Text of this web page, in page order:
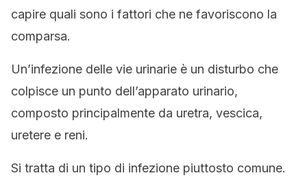
capire quali sono i fattori che ne favoriscono la
comparsa.
Un’infezione delle vie urinarie è un disturbo che
colpisce un punto dell’apparato urinario,
composto principalmente da uretra, vescica,
uretere e reni.
Si tratta di un tipo di infezione piuttosto comune.